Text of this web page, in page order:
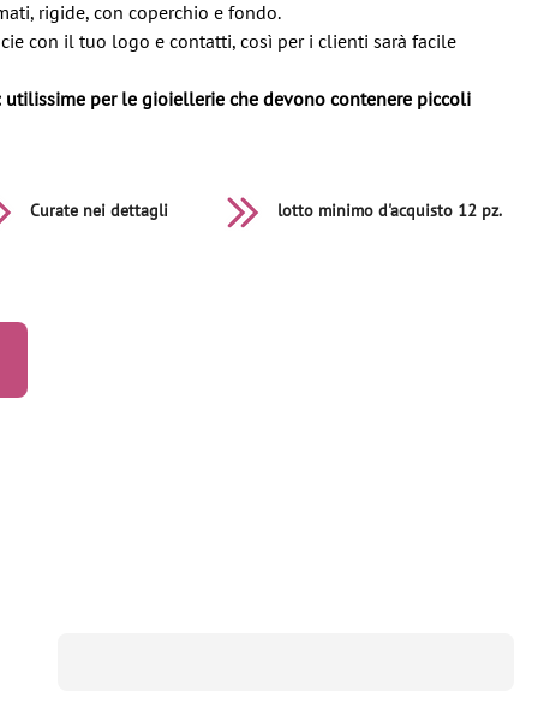
rigide, con coperchio e fondo.
con il tuo logo e contatti, così per i clienti sarà facile
utilissime per le gioiellerie che devono contenere piccoli
Curate nei dettagli lotto minimo d'acquisto 12 pz.